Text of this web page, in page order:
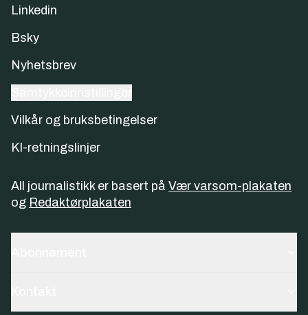
Linkedin
Bsky
Nyhetsbrev
Vilkår og bruksbetingelser
KI-retningslinjer
All journalistikk er basert på Vær varsom-plakaten
og Redaktørplakaten